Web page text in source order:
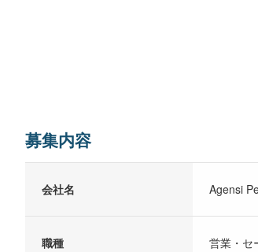
募集内容
会社名 Agensi
職種 営業・セ